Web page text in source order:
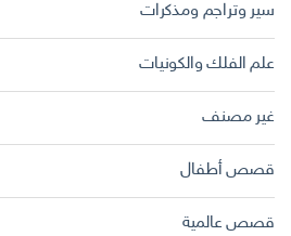
سير وتراجم ومذكرات
علم الفلك والكونيات
غير مصنف
قصص أطفال
قصص عالمية